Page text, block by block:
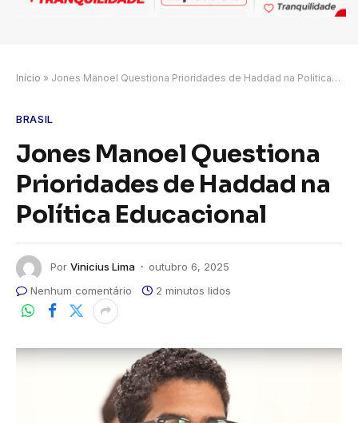
Início » Jones Manoel Questiona Prioridades de Haddad na Política Educacional
BRASIL
Jones Manoel Questiona
Prioridades de Haddad na
Política Educacional
Por Vinicius Lima
outubro 6, 2025
Nenhum comentário
2 minutos lidos